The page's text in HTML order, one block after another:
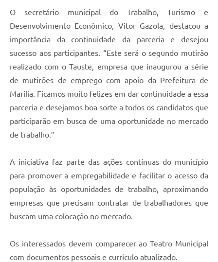
O secretário municipal do Trabalho, Turismo e
Desenvolvimento Econômico, Vitor Gazola, destacou a
importância da continuidade da parceria e desejou
sucesso aos participantes. “Este será o segundo mutirão
realizado com o Tauste, empresa que inaugurou a série
de mutirões de emprego com apoio da Prefeitura de
Marília. Ficamos muito felizes em dar continuidade a essa
parceria e desejamos boa sorte a todos os candidatos que
participarão em busca de uma oportunidade no mercado
de trabalho.”
A iniciativa faz parte das ações contínuas do município
para promover a empregabilidade e facilitar o acesso da
população às oportunidades de trabalho, aproximando
empresas que precisam contratar de trabalhadores que
buscam uma colocação no mercado.
Os interessados devem comparecer ao Teatro Municipal
com documentos pessoais e currículo atualizado.